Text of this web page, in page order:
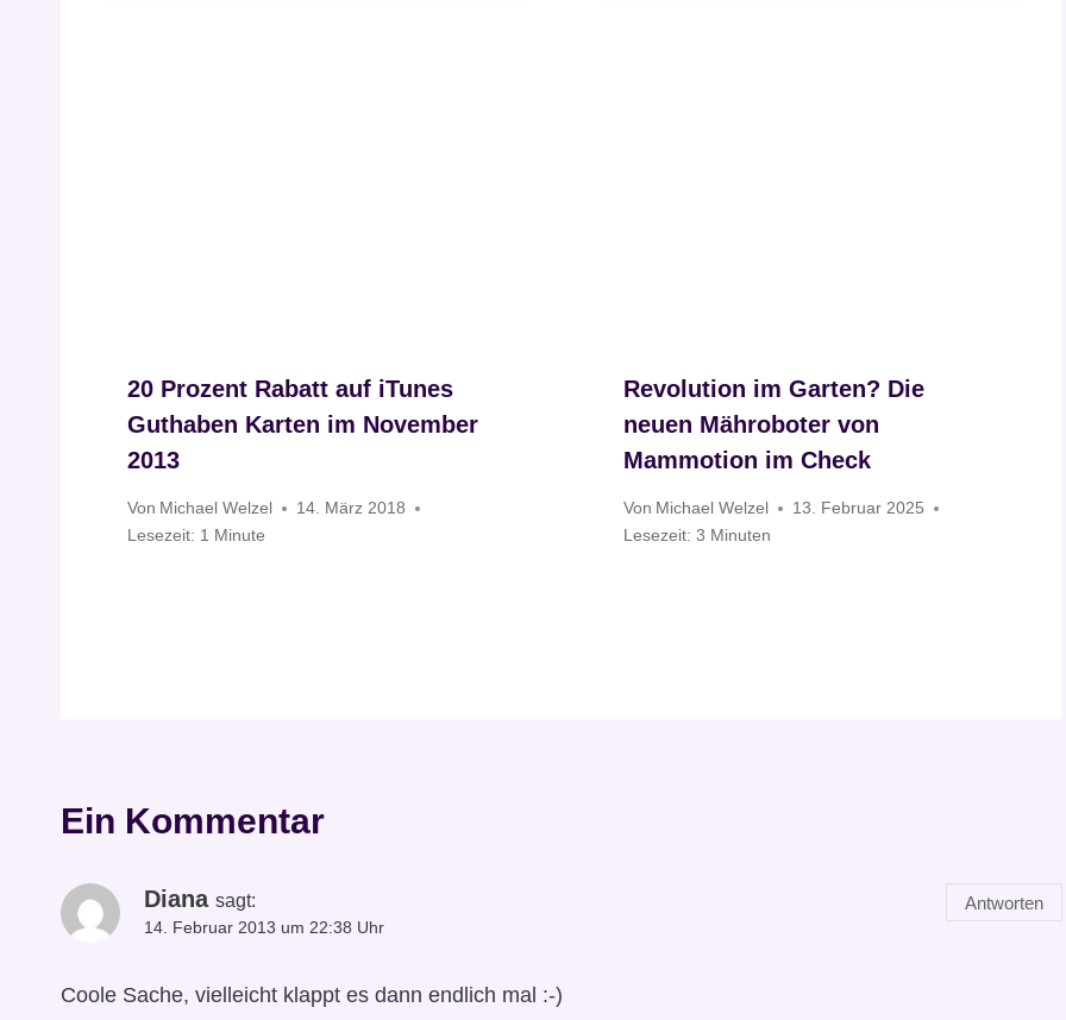
20 Prozent Rabatt auf iTunes
Guthaben Karten im November
2013
Von Michael Welzel
14. März 2018
Lesezeit: 1 Minute
Revolution im Garten? Die
neuen Mähroboter von
Mammotion im Check
Von Michael Welzel
13. Februar 2025
Lesezeit: 3 Minuten
Ein Kommentar
Diana sagt:
14. Februar 2013 um 22:38 Uhr
Coole Sache, vielleicht klappt es dann endlich mal :-)
Antworten